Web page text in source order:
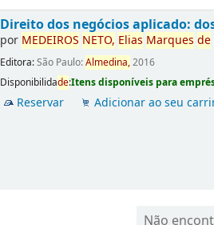
Direito dos negócios aplicado:
por MEDEIROS NETO, Elias Marques de
Editora:São Paulo:Almedina,2016
Disponibilidade:Itens disponíveis para
Reservar Adicionar ao seu